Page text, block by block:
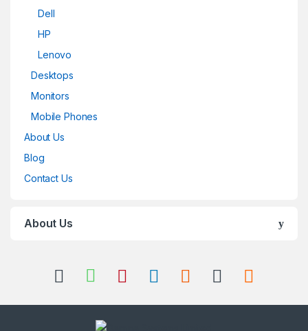
Dell
HP
Lenovo
Desktops
Monitors
Mobile Phones
About Us
Blog
Contact Us
About Us